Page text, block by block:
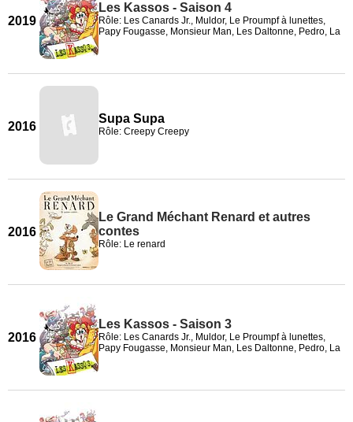
2019
Les Kassos - Saison 4
Rôle: Les Canards Jr., Muldor, Le Proumpf à lunettes,
Papy Fougasse, Monsieur Man, Les Daltonne, Pedro, La
2016
Supa Supa
Rôle: Creepy Creepy
2016
Le Grand Méchant Renard et autres
contes
Rôle: Le renard
2016
Les Kassos - Saison 3
Rôle: Les Canards Jr., Muldor, Le Proumpf à lunettes,
Papy Fougasse, Monsieur Man, Les Daltonne, Pedro, La